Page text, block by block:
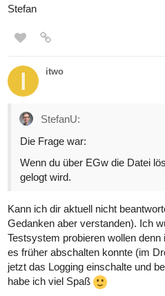
Stefan
itwo
StefanU:
Die Frage war:
Wenn du über EGw die Datei
gelogt wird.
Kann ich dir aktuell nicht
Gedanken aber verstanden). Ich
Testsystem probieren wollen
es früher abschalten konnte (im
jetzt das Logging einschalte und
habe ich viel Spaß